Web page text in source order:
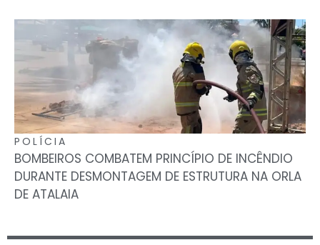
POLÍCIA
BOMBEIROS COMBATEM PRINCÍPIO DE INCÊNDIO
DURANTE DESMONTAGEM DE ESTRUTURA NA ORLA
DE ATALAIA